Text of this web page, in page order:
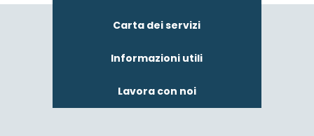
Carta dei servizi
Informazioni utili
Lavora con noi